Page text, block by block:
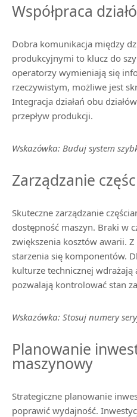
Współpraca
Dobra komunikacja między
produkcyjnymi to klucz do
operatorzy wymieniają się
rzeczywistym, możliwe jest
Integracja działań obu
przepływ produkcji.
Wskazówka: Buduj system
Zarządzanie
Skuteczne zarządzanie
dostępność maszyn. Braki w
zwiększenia kosztów awarii.
starzenia się komponentów.
kulturze technicznej
pozwalają kontrolować stan
Wskazówka: Stosuj numery
Planowanie
maszynowy
Strategiczne planowanie
poprawić wydajność.